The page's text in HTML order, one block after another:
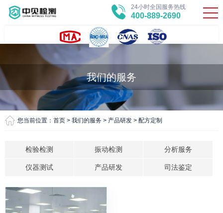
24小时全国服务热线
400-889-2690
我们的服务
您当前位置： 首页 > 我们的服务 > 产品研发 > 配方定制
检验检测 振动检测 分析服务
仪器测试 产品研发 司法鉴定